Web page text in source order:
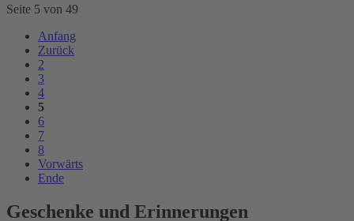
Seite 5 von 49
Anfang
Zurück
2
3
4
5
6
7
8
Vorwärts
Ende
Geschenke und Erinnerungen